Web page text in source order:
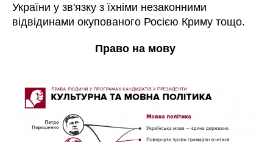
України у зв'язку з їхніми незаконними
відвідинами окупованого Росією Криму тощо.
Право на мову